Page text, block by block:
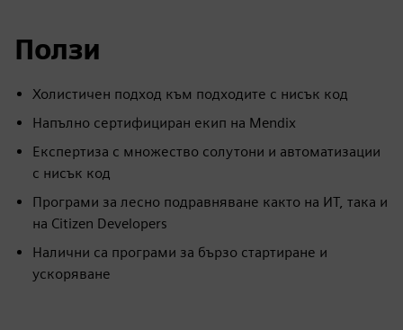
Ползи
Холистичен подход към подходите с нисък код
Напълно сертифициран екип на Mendix
Експертиза с множество солутони и автоматизации
с нисък код
Програми за лесно подравняване както на ИТ, така и
на Citizen Developers
Налични са програми за бързо стартиране и
ускоряване